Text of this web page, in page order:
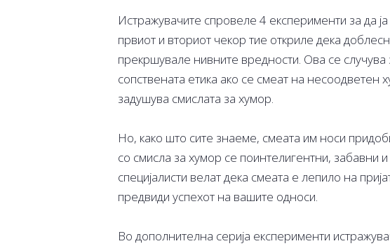
Истражувачите спровеле 4 експерименти за да
првиот и вториот чекор тие откриле дека
прекршувале нивните вредности. Ова се
сопствената етика ако се смеат на несоодветен
задушува смислата за хумор.
Но, како што сите знаеме, смеата им носи
со смисла за хумор се поинтелигентни, забавни
специјалисти велат дека смеата е лепило на
предвиди успехот на вашите односи.
Во дополнителна серија експерименти